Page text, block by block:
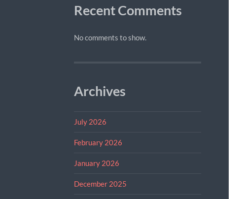
Recent Comments
No comments to show.
Archives
July 2026
February 2026
January 2026
December 2025